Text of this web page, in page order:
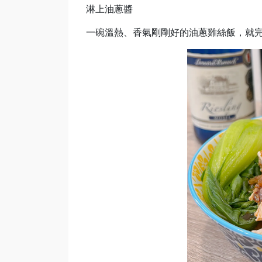
淋上油蔥醬
一碗溫熱、香氣剛剛好的油蔥雞絲飯，就